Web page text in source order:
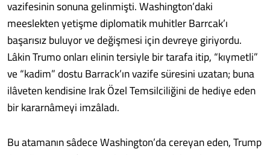
vazifesinin sonuna gelinmişti. Washington’daki
meeslekten yetişme diplomatik muhitler Barrcak’ı
başarısız buluyor ve değişmesi için devreye giriyordu.
Lâkin Trumo onları elinin tersiyle bir tarafa itip, “kıymetli”
ve “kadim” dostu Barrack’ın vazife süresini uzatan; buna
ilâveten kendisine Irak Özel Temsilciliğini de hediye eden
bir kararnâmeyi imzâladı.
Bu atamanın sâdece Washington’da cereyan eden, Trump